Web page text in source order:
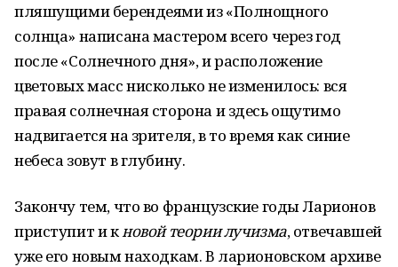
пляшущими берендеями из «Полнощного
солнца» написана мастером всего через год
после «Солнечного дня», и расположение
цветовых масс нисколько не изменилось: вся
правая солнечная сторона и здесь ощутимо
надвигается на зрителя, в то время как синие
небеса зовут в глубину.
Закончу тем, что во французские годы Ларионов
приступит и кновой теории лучизма, отвечавшей
уже его новым находкам. В ларионовском архиве